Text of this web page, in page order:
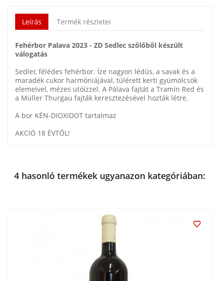
Leírás Termék részletei
Fehérbor Palava 2023 - ZD Sedlec szőlőből készült
válogatás
Sedlec félédes fehérbor. Íze nagyon lédús, a savak és a
maradék cukor harmóniájával, túlérett kerti gyümölcsök
elemeivel, mézes utóízzel. A Pálava fajtát a Tramín Red és
a Müller Thurgau fajták keresztezésével hozták létre.
A bor KÉN-DIOXIDOT tartalmaz
AKCIÓ 18 ÉVTŐL!
4 hasonló termékek ugyanazon kategóriában:
